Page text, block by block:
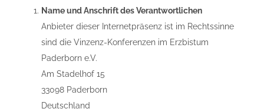
Name und Anschrift des Verantwortlichen
Anbieter dieser Internetpräsenz ist im Rechtssinne
sind die Vinzenz-Konferenzen im Erzbistum
Paderborn e.V.
Am Stadelhof 15
33098 Paderborn
Deutschland